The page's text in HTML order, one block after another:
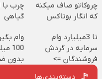
چروکاتو صاف میکنه
که انگار بوتاکس
چرب با
گیاهی
تا 3میلیارد وام
سرمایه در گردش
فروشندگان =>
فروشگاهت رو ثبت
وام
بدون
دسته‌بندی‌ها